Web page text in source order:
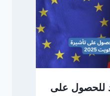
للحصول على